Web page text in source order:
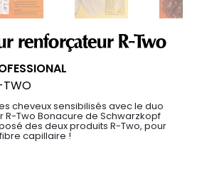
renforçateur R-Two
TWO
cheveux sensibilisés avec le duo
Two Bonacure de Schwarzkopf
des deux produits R-Two, pour
capillaire !